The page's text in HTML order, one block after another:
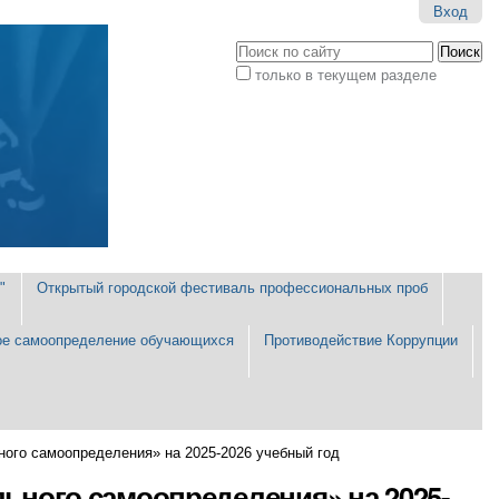
Вход
Поиск
только в текущем разделе
Открытый городской фестиваль профессиональных проб
самоопределение обучающихся Противодействие Коррупции
самоопределения» на 2025-2026 учебный год